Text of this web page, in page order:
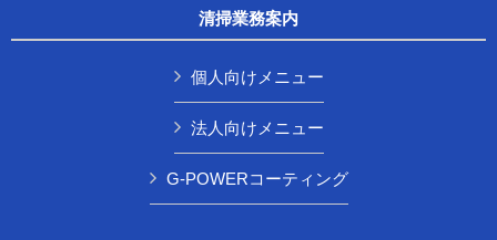
清掃業務案内
個人向けメニュー
法人向けメニュー
G-POWERコーティング